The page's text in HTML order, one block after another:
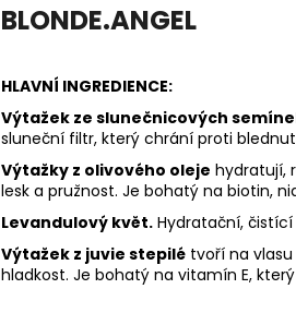
BLONDE.ANGEL
HLAVNÍ INGREDIENCE:
Výtažek ze slunečnicových
sluneční filtr, který chrání proti
Výtažky z olivového oleje hydratují,
lesk a pružnost. Je bohatý na biotin,
Levandulový květ. Hydratační,
Výtažek z juvie stepilé tvoří na
hladkost. Je bohatý na vitamín E,